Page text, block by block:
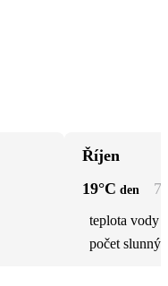
Říjen
19°C den 7
teplota vody
počet